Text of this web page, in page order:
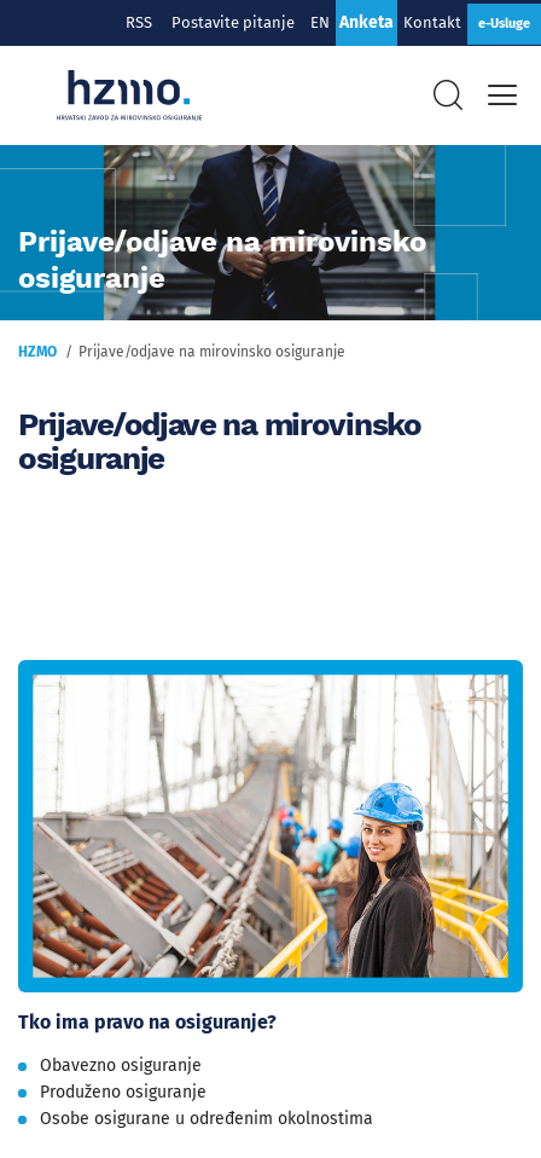
RSS Postavite pitanje EN Anketa Kontakt e-Usluge
Prijave/odjave na mirovinsko
osiguranje
HZMO Prijave/odjave na mirovinsko osiguranje
Prijave/odjave na mirovinsko
osiguranje
Tko ima pravo na osiguranje?
Obavezno osiguranje
Produženo osiguranje
Osobe osigurane u određenim okolnostima